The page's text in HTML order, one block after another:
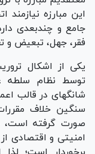
این مبارزه نیازمند
جامع و چندبعدی
فقر، جهل، تبعیض و
یکی از اشکال
توسط نظام سلطه
شانگهای در قالب
سنگین خلاف
صورت گرفته است،
امنیتی و اقتصادی